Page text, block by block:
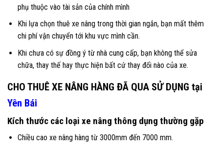
phụ thuộc vào tài sản của chính mình
Khi lựa chọn thuê xe nâng trong thời gian ngắn, bạn mất thêm
chi phí vận chuyển tới khu vực mình cần.
Khi chưa có sự đồng ý từ nhà cung cấp, bạn không thể sửa
chữa, thay thế hay thực hiện bất cứ thay đổi nào của xe.
CHO THUÊ XE NÂNG HÀNG ĐÃ QUA SỬ DỤNG tại
Yên Bái
Kích thước các loại xe nâng thông dụng thường gặp
Chiều cao xe nâng hàng từ 3000mm đến 7000 mm.